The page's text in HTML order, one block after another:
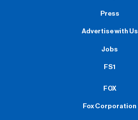
Press
Advertise with Us
Jobs
FS1
FOX
Fox Corporation